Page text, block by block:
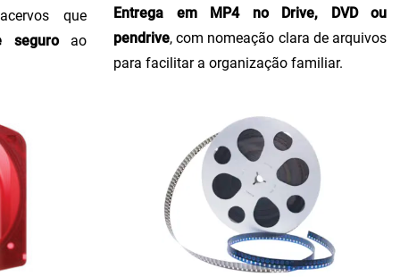
que
seguroao
Entrega em MP4 no Drive, DVD ou
pendrive, com nomeação clara de arquivos
para facilitar a organização familiar.